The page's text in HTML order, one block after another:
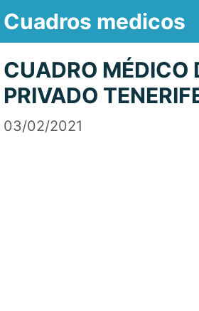
Saltar
contenido
Cuadros medicos
CUADRO MÉDICO
PRIVADO
03/02/2021